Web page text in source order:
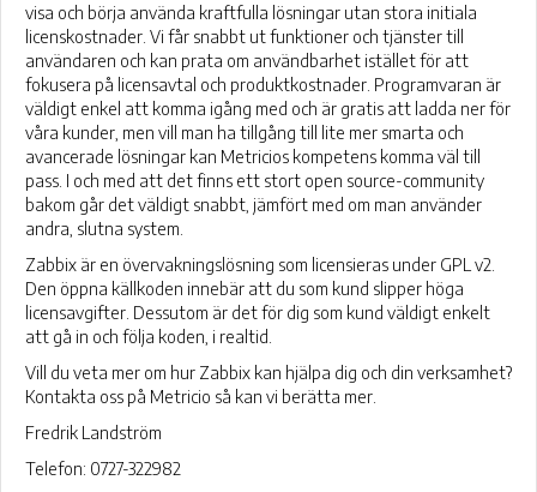
visa och börja använda kraftfulla lösningar utan stora initiala
licenskostnader. Vi får snabbt ut funktioner och tjänster till
användaren och kan prata om användbarhet istället för att
fokusera på licensavtal och produktkostnader. Programvaran är
väldigt enkel att komma igång med och är gratis att ladda ner för
våra kunder, men vill man ha tillgång till lite mer smarta och
avancerade lösningar kan Metricios kompetens komma väl till
pass. I och med att det finns ett stort open source-community
bakom går det väldigt snabbt, jämfört med om man använder
andra, slutna system.
Zabbix är en övervakningslösning som licensieras under GPL v2.
Den öppna källkoden innebär att du som kund slipper höga
licensavgifter. Dessutom är det för dig som kund väldigt enkelt
att gå in och följa koden, i realtid.
Vill du veta mer om hur Zabbix kan hjälpa dig och din verksamhet?
Kontakta oss på Metricio så kan vi berätta mer.
Fredrik Landström
Telefon: 0727-322982